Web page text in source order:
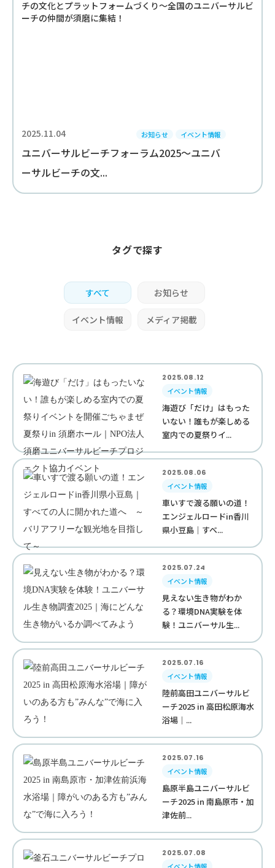
2025.11.04 お知らせ イベント情報
ユニバーサルビーチフォーラム2025～ユニバ
ーサルビーチの文...
タグで探す
すべて お知らせ
イベント情報 メディア掲載
2025.08.12
イベント情報
海遊び「だけ」はもった
いない！誰もが楽しめる
室内での夏祭りイ...
2025.08.06
イベント情報
車いすで渡る願いの道！
エンジェルロードin香川
県小豆島｜すべ...
2025.07.24
イベント情報
見えない生き物がわか
る？環境DNA実験を体
験！ユニバーサル生...
2025.07.16
イベント情報
陸前高田ユニバーサルビ
ーチ2025 in 高田松原海水
浴場｜...
2025.07.16
イベント情報
島原半島ユニバーサルビ
ーチ2025 in 南島原市・加
津佐前...
2025.07.08